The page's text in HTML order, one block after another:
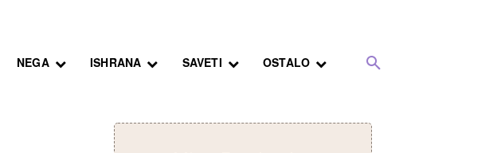
NEGA ISHRANA SAVETI OSTALO